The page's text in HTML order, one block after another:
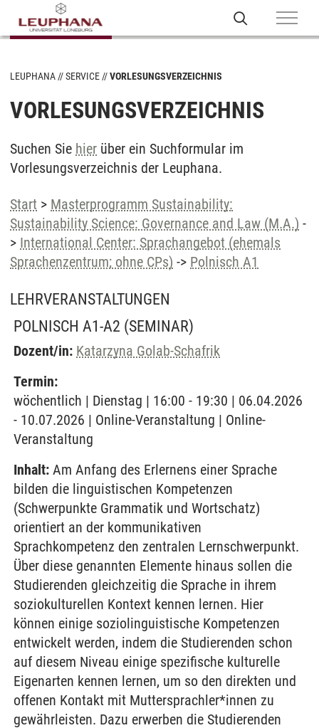
LEUPHANA SERVICE VORLESUNGSVERZEICHNIS
VORLESUNGSVERZEICHNIS
Suchen Sie hier über ein Suchformular im
Vorlesungsverzeichnis der Leuphana.
Start > Masterprogramm Sustainability:
Sustainability Science: Governance and Law (M.A.) -
> International Center: Sprachangebot (ehemals
Sprachenzentrum; ohne CPs) -> Polnisch A1
LEHRVERANSTALTUNGEN
POLNISCH A1-A2 (SEMINAR)
Dozent/in: Katarzyna Golab-Schafrik
Termin:
wöchentlich | Dienstag | 16:00 - 19:30 | 06.04.2026
- 10.07.2026 | Online-Veranstaltung | Online-
Veranstaltung
Inhalt: Am Anfang des Erlernens einer Sprache
bilden die linguistischen Kompetenzen
(Schwerpunkte Grammatik und Wortschatz)
orientiert an der kommunikativen
Sprachkompetenz den zentralen Lernschwerpunkt.
Über diese genannten Elemente hinaus sollen die
Studierenden gleichzeitig die Sprache in ihrem
soziokulturellen Kontext kennen lernen. Hier
können einige soziolinguistische Kompetenzen
entwickelt werden, indem die Studierenden schon
auf diesem Niveau einige spezifische kulturelle
Eigenarten kennen lernen, um so den direkten und
offenen Kontakt mit Muttersprachler*innen zu
gewährleisten. Dazu erwerben die Studierenden